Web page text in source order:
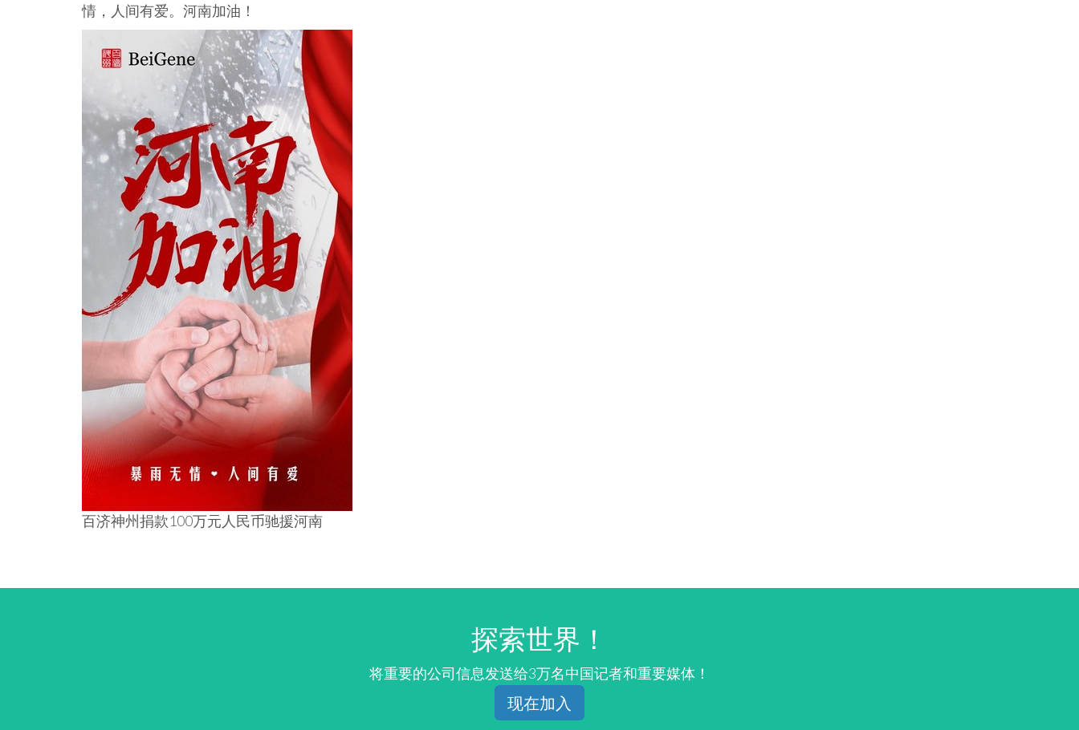
情，人间有爱。河南加油！
百济神州捐款100万元人民币驰援河南
探索世界！
将重要的公司信息发送给3万名中国记者和重要媒体！
现在加入